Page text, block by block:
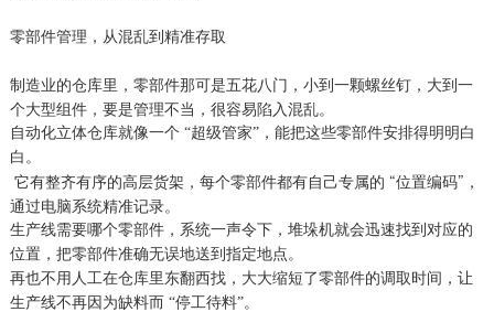
零部件管理，从混乱到精准存取
制造业的仓库里，零部件那可是五花八门，小到一颗螺丝钉，大到一
个大型组件，要是管理不当，很容易陷入混乱。
自动化立体仓库就像一个 “超级管家”，能把这些零部件安排得明明白
白。
它有整齐有序的高层货架，每个零部件都有自己专属的 “位置编码”，
通过电脑系统精准记录。
生产线需要哪个零部件，系统一声令下，堆垛机就会迅速找到对应的
位置，把零部件准确无误地送到指定地点。
再也不用人工在仓库里东翻西找，大大缩短了零部件的调取时间，让
生产线不再因为缺料而 “停工待料”。